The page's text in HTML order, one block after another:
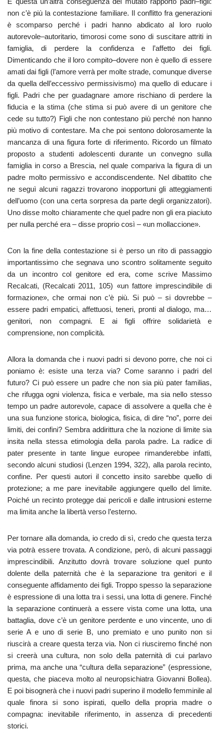
non c’è più la contestazione familiare. Il conflitto fra generazioni
è scomparso perché i padri hanno abdicato al loro ruolo
autorevole–autoritario, timorosi come sono di suscitare attriti in
famiglia, di perdere la confidenza e l’affetto dei figli.
Dimenticando che il loro compito–dovere non è quello di essere
amati dai figli (l’amore verrà per molte strade, comunque diverse
da quella dell’eccessivo permissivismo) ma quello di educare i
figli. Padri che per guadagnare amore rischiano di perdere la
fiducia e la stima (che stima si può avere di un genitore che
cede su tutto?) Figli che non contestano più perché non hanno
più motivo di contestare. Ma che poi sentono dolorosamente la
mancanza di una figura forte di riferimento. Ricordo un filmato
proposto a studenti adolescenti durante un convegno sulla
famiglia in corso a Brescia, nel quale compariva la figura di un
padre molto permissivo e accondiscendente. Nel dibattito che
ne seguì alcuni ragazzi trovarono inopportuni gli atteggiamenti
dell’uomo (con una certa sorpresa da parte degli organizzatori).
Uno disse molto chiaramente che quel padre non gli era piaciuto
per nulla perché era – disse proprio così – «un mollaccione».
Con la fine della contestazione si è perso un rito di passaggio
importantissimo che segnava uno scontro solitamente seguito
da un incontro col genitore ed era, come scrive Massimo
Recalcati, (Recalcati 2011, 105) «un fattore imprescindibile di
formazione», che ormai non c’è più. Si può – si dovrebbe –
essere padri empatici, affettuosi, teneri, pronti al dialogo, ma…
genitori, non compagni. E ai figli offrire solidarietà e
comprensione, non complicità.
Allora la domanda che i nuovi padri si devono porre, che noi ci
poniamo è: esiste una terza via? Come saranno i padri del
futuro? Ci può essere un padre che non sia più pater familias,
che rifugga ogni violenza, fisica e verbale, ma sia nello stesso
tempo un padre autorevole, capace di assolvere a quella che è
una sua funzione storica, biologica, fisica, di dire “no”, porre dei
limiti, dei confini? Sembra addirittura che la nozione di limite sia
insita nella stessa etimologia della parola padre. La radice di
pater presente in tante lingue europee rimanderebbe infatti,
secondo alcuni studiosi (Lenzen 1994, 322), alla parola recinto,
confine. Per questi autori il concetto insito sarebbe quello di
protezione; a me pare inevitabile aggiungere quello del limite.
Poiché un recinto protegge dai pericoli e dalle intrusioni esterne
ma limita anche la libertà verso l’esterno.
Per tornare alla domanda, io credo di sì, credo che questa terza
via potrà essere trovata. A condizione, però, di alcuni passaggi
imprescindibili. Anzitutto dovrà trovare soluzione quel punto
dolente della paternità che è la separazione tra genitori e il
conseguente affidamento dei figli. Troppo spesso la separazione
è espressione di una lotta tra i sessi, una lotta di genere. Finché
la separazione continuerà a essere vista come una lotta, una
battaglia, dove c’è un genitore perdente e uno vincente, uno di
serie A e uno di serie B, uno premiato e uno punito non si
riuscirà a creare questa terza via. Non ci riusciremo finché non
si creerà una cultura, non solo della paternità di cui parlavo
prima, ma anche una “cultura della separazione” (espressione,
questa, che piaceva molto al neuropsichiatra Giovanni Bollea).
E poi bisognerà che i nuovi padri superino il modello femminile al
quale finora si sono ispirati, quello della propria madre o
compagna: inevitabile riferimento, in assenza di precedenti
storici.